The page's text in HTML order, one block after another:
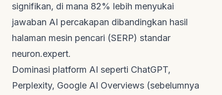
signifikan, di mana 82% lebih menyukai
jawaban AI percakapan dibandingkan hasil
halaman mesin pencari (SERP) standar
neuron.expert.
Dominasi platform AI seperti ChatGPT,
Perplexity, Google AI Overviews (sebelumnya